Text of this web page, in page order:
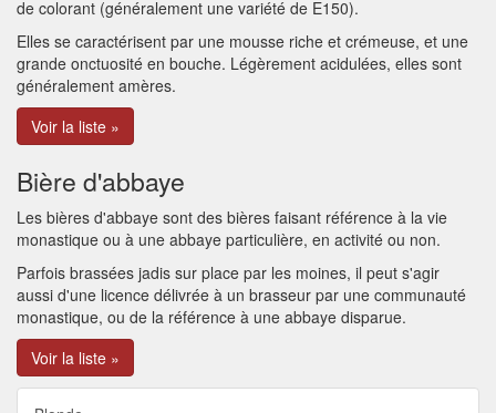
de colorant (généralement une variété de E150).
Elles se caractérisent par une mousse riche et crémeuse, et une
grande onctuosité en bouche. Légèrement acidulées, elles sont
généralement amères.
Voir la liste »
Bière d'abbaye
Les bières d'abbaye sont des bières faisant référence à la vie
monastique ou à une abbaye particulière, en activité ou non.
Parfois brassées jadis sur place par les moines, il peut s'agir
aussi d'une licence délivrée à un brasseur par une communauté
monastique, ou de la référence à une abbaye disparue.
Voir la liste »